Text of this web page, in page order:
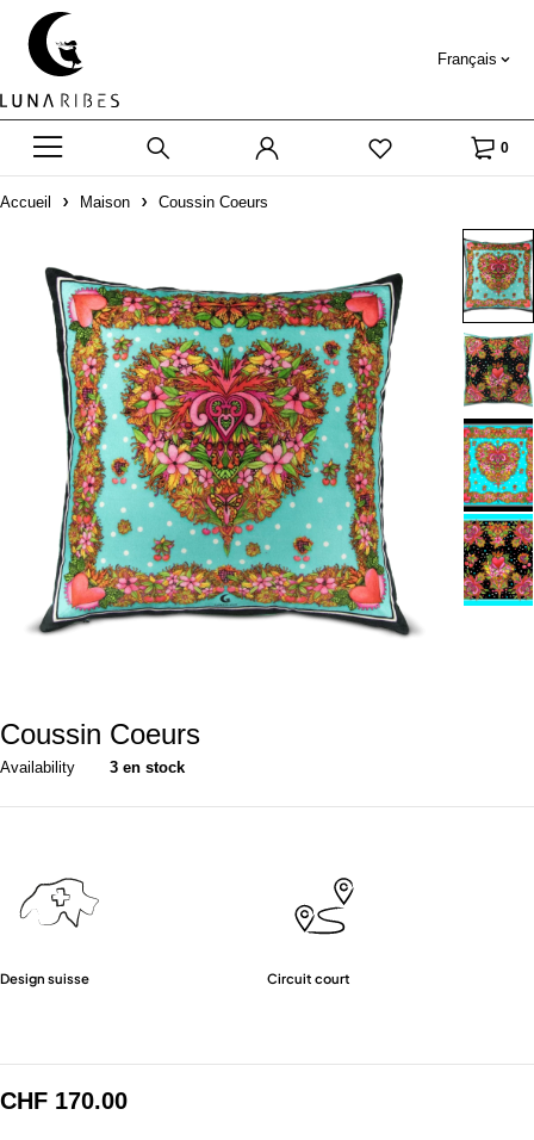
Français
0
Accueil Maison Coussin Coeurs
Coussin Coeurs
Availability 3 en stock
Design suisse Circuit court
CHF 170.00